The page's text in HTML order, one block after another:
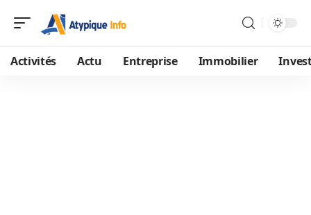
Activités Actu Entreprise Immobilier